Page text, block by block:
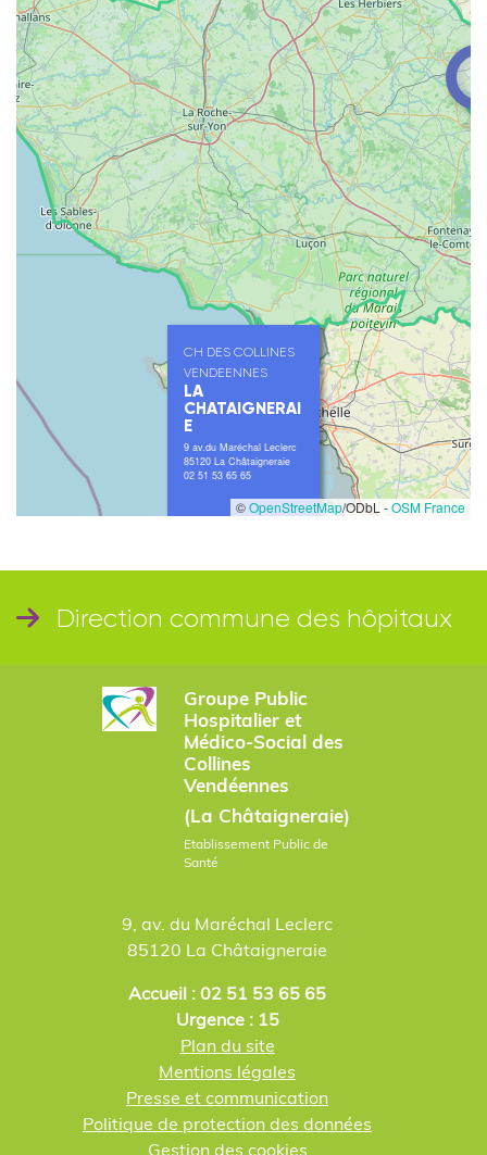
CH DES COLLINES
VENDEENNES
LA
CHATAIGNERAI
E
9 av.du Maréchal Leclerc
85120 La Châtaigneraie
02 51 53 65 65
©OpenStreetMap/ODbL -OSM France
Direction commune des hôpitaux
Groupe Public
Hospitalier et
Médico-Social des
Collines
Vendéennes
(La Châtaigneraie)
Etablissement Public de
Santé
9, av. du Maréchal Leclerc
85120 La Châtaigneraie
Accueil : 02 51 53 65 65
Urgence : 15
Plan du site
Mentions légales
Presse et communication
Politique de protection des données
Gestion des cookies